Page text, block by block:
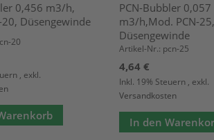
0,456 m3/h,
Düsengewinde
20
, exkl.
PCN-Bubbler 0,057
m3/h,Mod. PCN-25,
Düsengewinde
Artikel-Nr.: pcn-25
4,64 €
Inkl. 19% Steuern , exkl.
Versandkosten
In den